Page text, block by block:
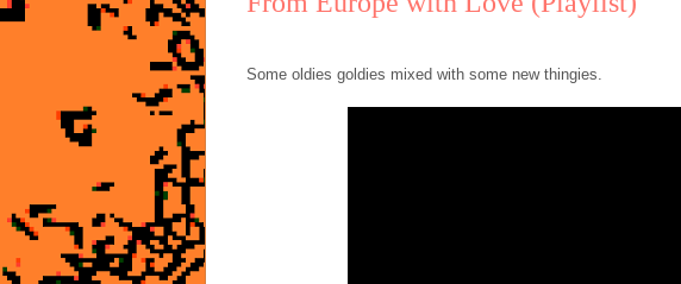
Some oldies goldies mixed with some new thingies.